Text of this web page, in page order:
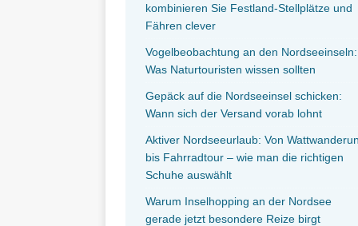
kombinieren Sie Festland-Stellplätze und
Fähren clever
Vogelbeobachtung an den Nordseeinseln:
Was Naturtouristen wissen sollten
Gepäck auf die Nordseeinsel schicken:
Wann sich der Versand vorab lohnt
Aktiver Nordseeurlaub: Von
bis Fahrradtour – wie man die richtigen
Schuhe auswählt
Warum Inselhopping an der Nordsee
gerade jetzt besondere Reize birgt